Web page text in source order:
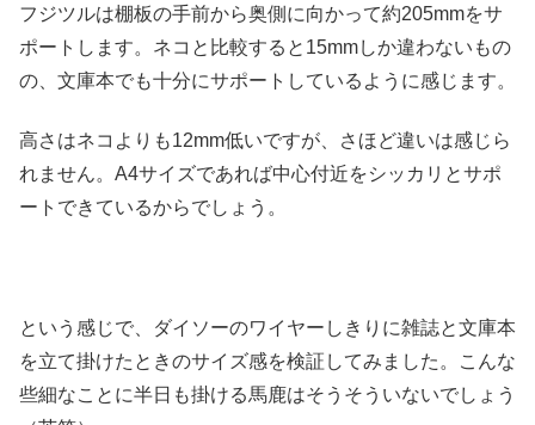
フジツルは棚板の手前から奥側に向かって約205mmをサ
ポートします。ネコと比較すると15mmしか違わないもの
の、文庫本でも十分にサポートしているように感じます。
高さはネコよりも12mm低いですが、さほど違いは感じら
れません。A4サイズであれば中心付近をシッカリとサポ
ートできているからでしょう。
という感じで、ダイソーのワイヤーしきりに雑誌と文庫本
を立て掛けたときのサイズ感を検証してみました。こんな
些細なことに半日も掛ける馬鹿はそうそういないでしょう